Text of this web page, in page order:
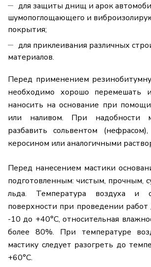
для защиты днищ и арок
шумопоглощающего и
покрытия;
для приклеивания различных
материалов.
Перед применением
необходимо хорошо перемешать
наносить на основание при
или наливом. При надобности
разбавить сольвентом
керосином или аналогичными
Перед нанесением мастики
подготовленным: чистым, прочным,
льда. Температура воздуха и
поверхности при проведении
-10 до +40°C, относительная
более 80%. При температуре
мастику следует разогреть до
+60°C.